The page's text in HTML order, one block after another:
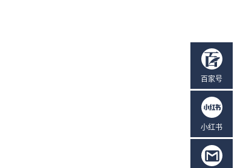
百家号
小红书